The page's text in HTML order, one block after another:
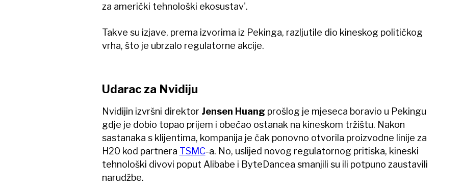
za američki tehnološki ekosustav'.
Takve su izjave, prema izvorima iz Pekinga, razljutile dio kineskog političkog
vrha, što je ubrzalo regulatorne akcije.
Udarac za Nvidiju
Nvidijin izvršni direktor Jensen Huang prošlog je mjeseca boravio u Pekingu
gdje je dobio topao prijem i obećao ostanak na kineskom tržištu. Nakon
sastanaka s klijentima, kompanija je čak ponovno otvorila proizvodne linije za
H20 kod partnera TSMC-a. No, uslijed novog regulatornog pritiska, kineski
tehnološki divovi poput Alibabe i ByteDancea smanjili su ili potpuno zaustavili
narudžbe.